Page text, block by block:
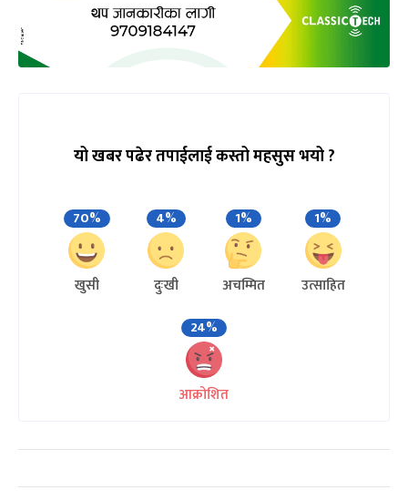
यो खबर पढेर तपाईलाई कस्तो महसुस भयो ?
70%
खुसी
4%
दुःखी
1%
अचम्मित
1%
उत्साहित
24%
आक्रोशित